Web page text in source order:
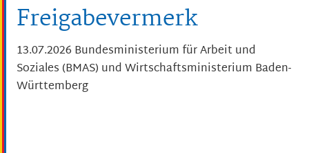
Freigabevermerk
13.07.2026 Bundesministerium für Arbeit und
Soziales (BMAS) und Wirtschaftsministerium Baden-
Württemberg